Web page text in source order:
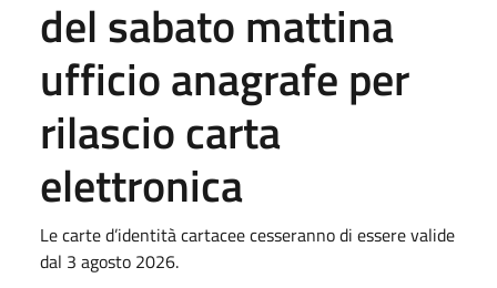
del sabato mattina
ufficio anagrafe per
rilascio carta
elettronica
Le carte d’identità cartacee cesseranno di essere valide
dal 3 agosto 2026.